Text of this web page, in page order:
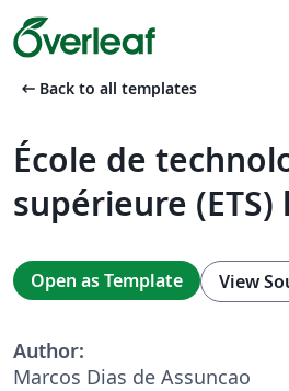
arrow_left_alt Back to all templates
École de
supérieure
Open as Template View
Author:
Marcos Dias de Assuncao